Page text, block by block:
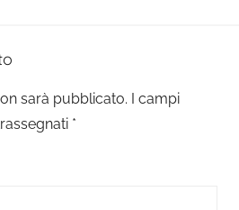
sarà pubblicato. I campi
*